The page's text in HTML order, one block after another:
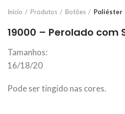
Início Produtos Botões Poliéster
19000 – Perolado com
Tamanhos:
16/18/20
Pode ser tingido nas cores.